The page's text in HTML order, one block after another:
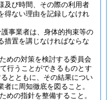
及び時間、その際の利用者
得ない理由を記録しなけれ
事業者は、身体的拘束等の
措置を講じなければならな
めの対策を検討する委員会
行うことができるものとす
とともに、その結果につい
に周知徹底を図ること。
めの指針を整備すること。